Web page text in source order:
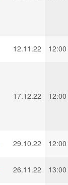
12.11.22 12:00
17.12.22 12:00
29.10.22 12:00
26.11.22 13:00